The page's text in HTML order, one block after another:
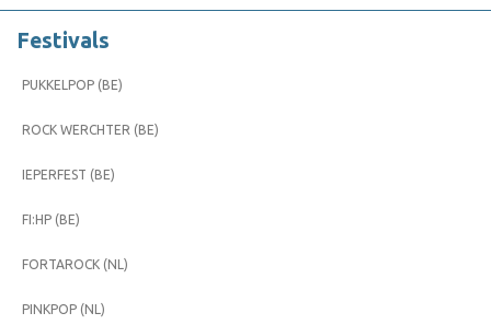
Festivals
PUKKELPOP (BE)
ROCK WERCHTER (BE)
IEPERFEST (BE)
FI:HP (BE)
FORTAROCK (NL)
PINKPOP (NL)